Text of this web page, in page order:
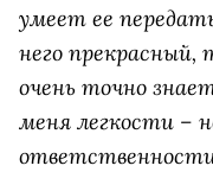
умеет ее
него прекрасный,
очень точно
меня легкости –